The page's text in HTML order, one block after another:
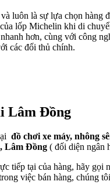
luôn là sự lựa chọn hàng
lốp Michelin khi di
hơn, cùng với
các đối thủ chính.
Lâm Đồng
đồ chơi xe máy, nhông
Lâm Đồng ( đối diện ngân
tiếp tại của hàng, hãy
việc bán hàng, chúng